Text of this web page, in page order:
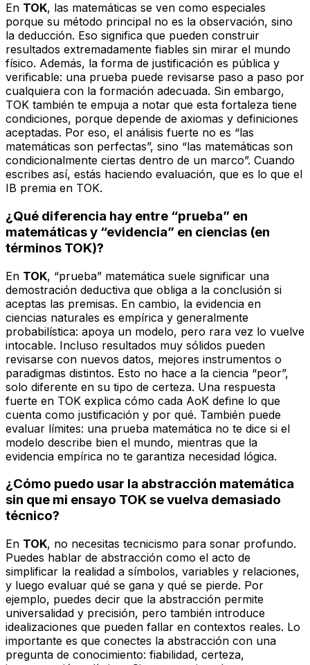
En TOK, las matemáticas se ven como especiales
porque su método principal no es la observación, sino
la deducción. Eso significa que pueden construir
resultados extremadamente fiables sin mirar el mundo
físico. Además, la forma de justificación es pública y
verificable: una prueba puede revisarse paso a paso por
cualquiera con la formación adecuada. Sin embargo,
TOK también te empuja a notar que esta fortaleza tiene
condiciones, porque depende de axiomas y definiciones
aceptadas. Por eso, el análisis fuerte no es “las
matemáticas son perfectas”, sino “las matemáticas son
condicionalmente ciertas dentro de un marco”. Cuando
escribes así, estás haciendo evaluación, que es lo que el
IB premia en TOK.
¿Qué diferencia hay entre “prueba” en
matemáticas y “evidencia” en ciencias (en
términos TOK)?
En TOK, “prueba” matemática suele significar una
demostración deductiva que obliga a la conclusión si
aceptas las premisas. En cambio, la evidencia en
ciencias naturales es empírica y generalmente
probabilística: apoya un modelo, pero rara vez lo vuelve
intocable. Incluso resultados muy sólidos pueden
revisarse con nuevos datos, mejores instrumentos o
paradigmas distintos. Esto no hace a la ciencia “peor”,
solo diferente en su tipo de certeza. Una respuesta
fuerte en TOK explica cómo cada AoK define lo que
cuenta como justificación y por qué. También puede
evaluar límites: una prueba matemática no te dice si el
modelo describe bien el mundo, mientras que la
evidencia empírica no te garantiza necesidad lógica.
¿Cómo puedo usar la abstracción matemática
sin que mi ensayo TOK se vuelva demasiado
técnico?
En TOK, no necesitas tecnicismo para sonar profundo.
Puedes hablar de abstracción como el acto de
simplificar la realidad a símbolos, variables y relaciones,
y luego evaluar qué se gana y qué se pierde. Por
ejemplo, puedes decir que la abstracción permite
universalidad y precisión, pero también introduce
idealizaciones que pueden fallar en contextos reales. Lo
importante es que conectes la abstracción con una
pregunta de conocimiento: fiabilidad, certeza,